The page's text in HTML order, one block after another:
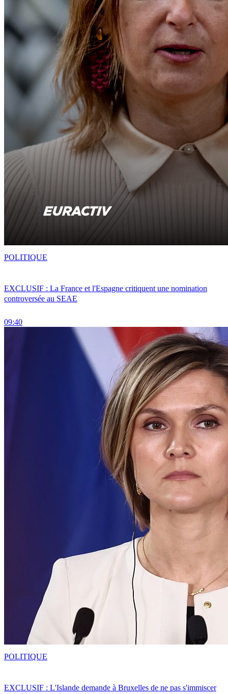
EXCLUSIF : La France et l'Espagne critiquent une nomination
controversée au SEAE
09:40
POLITIQUE
EXCLUSIF : L'Islande demande à Bruxelles de ne pas s'immiscer
POLITIQUE